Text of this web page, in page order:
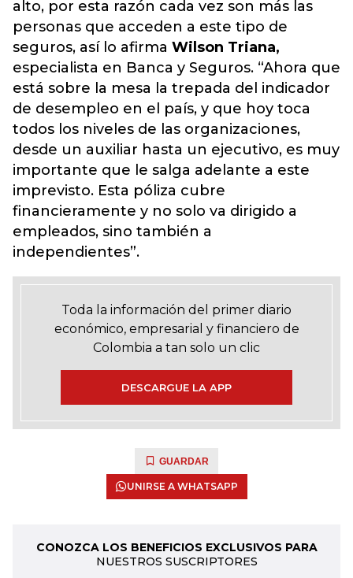
alto, por esta razón cada vez son más las
personas que acceden a este tipo de
seguros, así lo afirma Wilson Triana,
especialista en Banca y Seguros. “Ahora que
está sobre la mesa la trepada del indicador
de desempleo en el país, y que hoy toca
todos los niveles de las organizaciones,
desde un auxiliar hasta un ejecutivo, es muy
importante que le salga adelante a este
imprevisto. Esta póliza cubre
financieramente y no solo va dirigido a
empleados, sino también a
independientes”.
Toda la información del primer diario
económico, empresarial y financiero de
Colombia a tan solo un clic
DESCARGUE LA APP
GUARDAR
UNIRSE A WHATSAPP
CONOZCA LOS BENEFICIOS EXCLUSIVOS PARA
NUESTROS SUSCRIPTORES